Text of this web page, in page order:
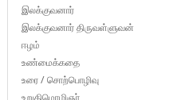
இலக்குவனார்
இலக்குவனார் திருவள்ளுவன்
ஈழம்
உண்மைக்கதை
உரை / சொற்பொழிவு
உறுதிமொழிஞர்